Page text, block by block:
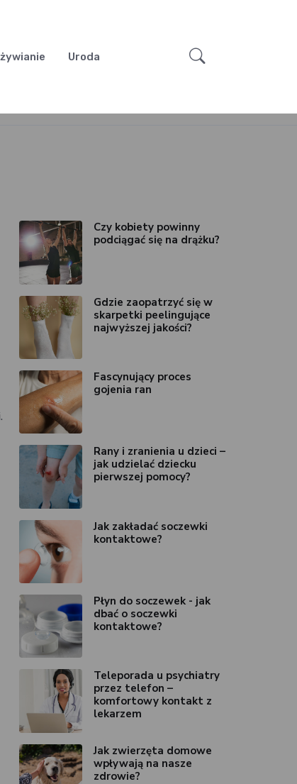
Uroda
Czy kobiety powinny
podciągać się na drążku?
Gdzie zaopatrzyć się w
skarpetki peelingujące
najwyższej jakości?
Fascynujący proces
gojenia ran
Rany i zranienia u dzieci –
jak udzielać dziecku
pierwszej pomocy?
Jak zakładać soczewki
kontaktowe?
Płyn do soczewek - jak
dbać o soczewki
kontaktowe?
Teleporada u psychiatry
przez telefon –
komfortowy kontakt z
lekarzem
Jak zwierzęta domowe
wpływają na nasze
zdrowie?